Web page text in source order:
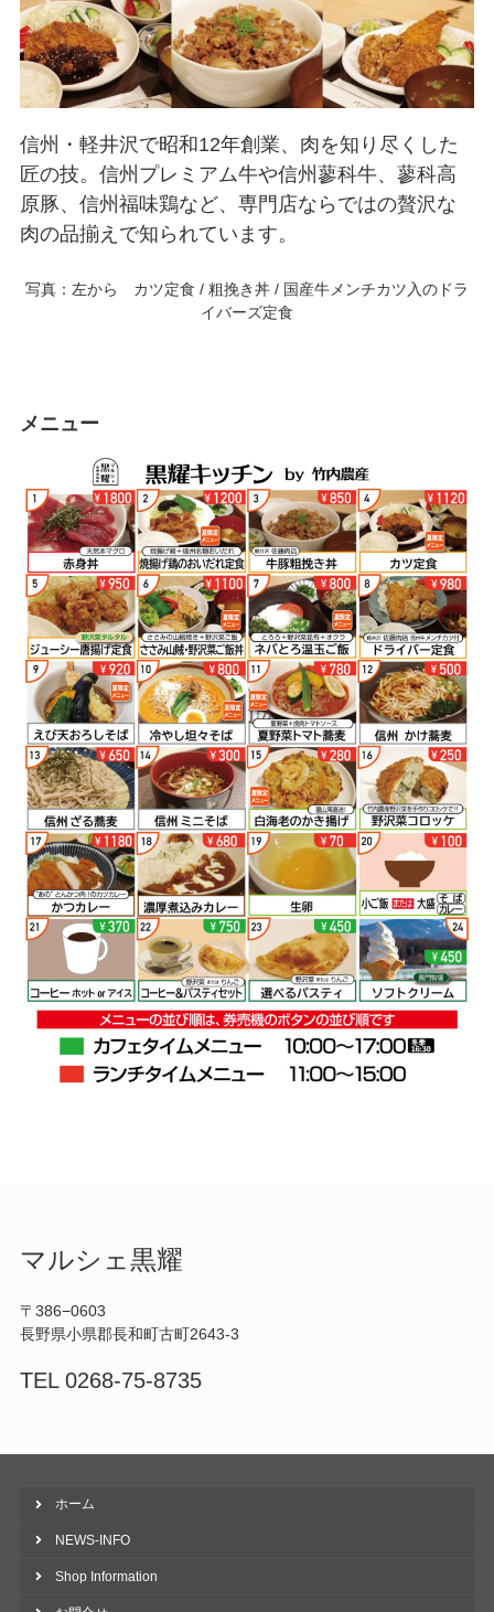
信州・軽井沢で昭和12年創業、肉を知り尽くした
匠の技。信州プレミアム牛や信州蓼科牛、蓼科高
原豚、信州福味鶏など、専門店ならではの贅沢な
肉の品揃えで知られています。
写真：左から カツ定食 / 粗挽き丼 / 国産牛メンチカツ入のドラ
イバーズ定食
メニュー
マルシェ黒耀
〒386−0603
長野県小県郡長和町古町2643-3
TEL 0268-75-8735
ホーム
NEWS-INFO
Shop Information